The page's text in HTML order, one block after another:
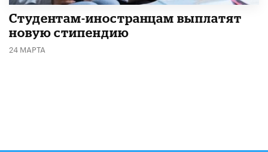
Студентам-иностранцам выплатят
новую стипендию
24 МАРТА